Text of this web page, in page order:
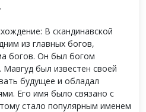
В скандинавской
из главных богов,
богов. Он был богом
Мавгуд был известен своей
будущее и обладал
Его имя было связано с
стало популярным именем